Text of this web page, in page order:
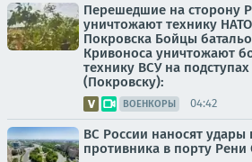
Перешедшие на сторону
уничтожают технику
Покровска Бойцы
Кривоноса уничтожают
технику ВСУ на
(Покровску):
ВОЕНКОРЫ 04:42
ВС России наносят удары
противника в порту Рени